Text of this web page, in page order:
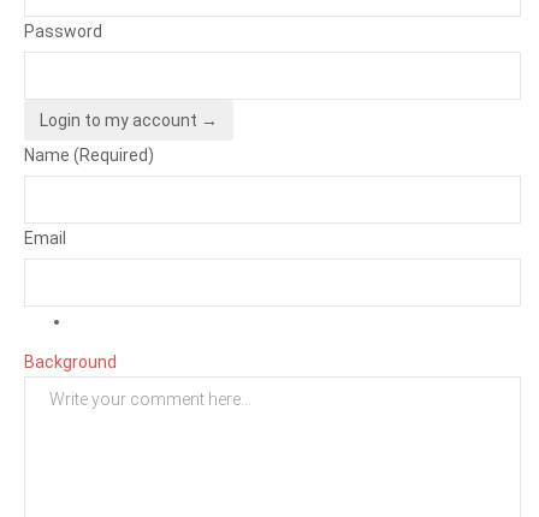
Password
Login to my account →
Name (Required)
Email
Background